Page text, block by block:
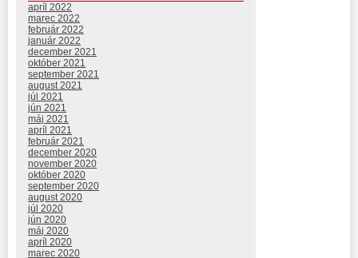
apríl 2022
marec 2022
február 2022
január 2022
december 2021
október 2021
september 2021
august 2021
júl 2021
jún 2021
máj 2021
apríl 2021
február 2021
december 2020
november 2020
október 2020
september 2020
august 2020
júl 2020
jún 2020
máj 2020
apríl 2020
marec 2020